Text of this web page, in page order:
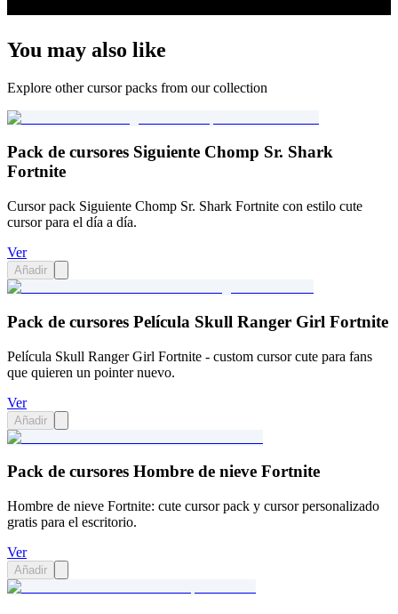
You may also like
Explore other cursor packs from our collection
Pack de cursores Siguiente Chomp Sr. Shark
Fortnite
Cursor pack Siguiente Chomp Sr. Shark Fortnite con estilo cute
cursor para el día a día.
Ver
Añadir
Pack de cursores Película Skull Ranger Girl Fortnite
Película Skull Ranger Girl Fortnite - custom cursor cute para fans
que quieren un pointer nuevo.
Ver
Añadir
Pack de cursores Hombre de nieve Fortnite
Hombre de nieve Fortnite: cute cursor pack y cursor personalizado
gratis para el escritorio.
Ver
Añadir